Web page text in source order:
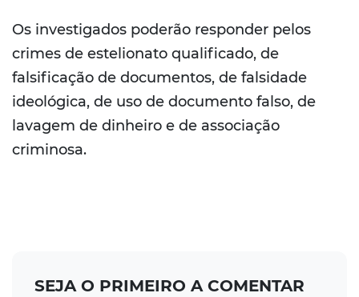
Os investigados poderão responder pelos
crimes de estelionato qualificado, de
falsificação de documentos, de falsidade
ideológica, de uso de documento falso, de
lavagem de dinheiro e de associação
criminosa.
SEJA O PRIMEIRO A COMENTAR